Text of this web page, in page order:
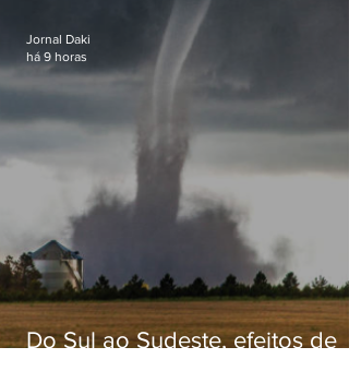
Do Sul ao Sudeste, efeitos de
Jornal Daki
há 9 horas